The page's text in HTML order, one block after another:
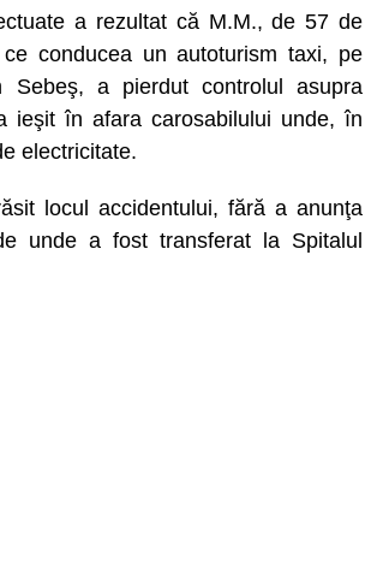
a rezultat că M.M., de 57 de
conducea un autoturism taxi, pe
Sebeş, a pierdut controlul asupra
ieşit în afara carosabilului unde, în
electricitate.
locul accidentului, fără a anunţa
unde a fost transferat la Spitalul